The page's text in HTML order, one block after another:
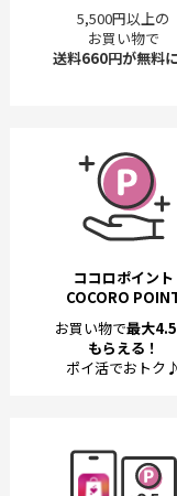
5,500円以上の
お買い物で
送料660円が無料に
ココロポイント
COCORO
お買い物で最大
もらえる！
ポイ活でおトク♪